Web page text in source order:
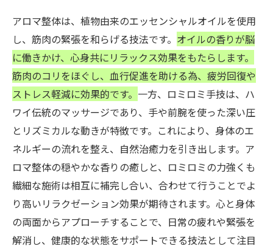
アロマ整体は、植物由来のエッセンシャルオイルを使用
し、筋肉の緊張を和らげる技法です。 オイルの香りが脳
に働きかけ、心身共にリラックス効果をもたらします。
筋肉のコリをほぐし、血行促進を助ける為、疲労回復や
ストレス軽減に効果的です。 一方、ロミロミ手技は、ハ
ワイ伝統のマッサージであり、手や前腕を使った深い圧
とリズミカルな動きが特徴です。これにより、身体のエ
ネルギーの流れを整え、自然治癒力を引き出します。ア
ロマ整体の穏やかな香りの癒しと、ロミロミの力強くも
繊細な施術は相互に補完し合い、合わせて行うことでよ
り高いリラクゼーション効果が期待されます。心と身体
の両面からアプローチすることで、日常の疲れや緊張を
解消し、健康的な状態をサポートできる技法として注目